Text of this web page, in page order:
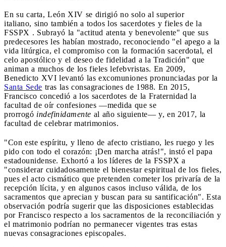
En su carta, León XIV se dirigió no solo al superior
italiano, sino también a todos los sacerdotes y fieles de la
FSSPX . Subrayó la "actitud atenta y benevolente" que sus
predecesores les habían mostrado, reconociendo "el apego a la
vida litúrgica, el compromiso con la formación sacerdotal, el
celo apostólico y el deseo de fidelidad a la Tradición" que
animan a muchos de los fieles lefebvristas. En 2009,
Benedicto XVI levantó las excomuniones pronunciadas por la
Santa Sede tras las consagraciones de 1988. En 2015,
Francisco concedió a los sacerdotes de la Fraternidad la
facultad de oír confesiones —medida que se
prorrogó indefinidamente al año siguiente— y, en 2017, la
facultad de celebrar matrimonios.
"Con este espíritu, y lleno de afecto cristiano, les ruego y les
pido con todo el corazón: ¡Den marcha atrás!", instó el papa
estadounidense. Exhortó a los líderes de la FSSPX a
"considerar cuidadosamente el bienestar espiritual de los fieles,
pues el acto cismático que pretenden cometer los privaría de la
recepción lícita, y en algunos casos incluso válida, de los
sacramentos que aprecian y buscan para su santificación". Esta
observación podría sugerir que las disposiciones establecidas
por Francisco respecto a los sacramentos de la reconciliación y
el matrimonio podrían no permanecer vigentes tras estas
nuevas consagraciones episcopales.